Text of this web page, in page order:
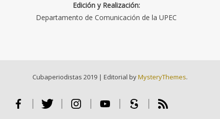
Edición y Realización:
Departamento de Comunicación de la UPEC
Cubaperiodistas 2019 | Editorial byMysteryThemes.